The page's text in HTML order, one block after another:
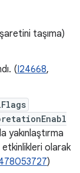
taşıma)
(I24668,
yakınlaştırma
olarak
)